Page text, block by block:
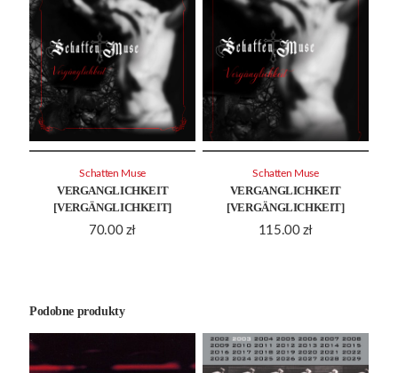
VERGANGLICHKEIT
[VERGÄNGLICHKEIT]
70.00 zł
Schatten Muse
VERGANGLICHKEIT
[VERGÄNGLICHKEIT]
115.00 zł
Schatten Muse
Podobne produkty